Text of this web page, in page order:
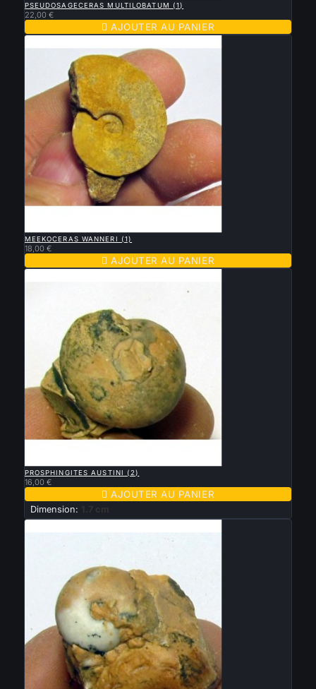
PSEUDOSAGECERAS MULTILOBATUM (1)
22,00 €
 AJOUTER AU PANIER
MEEKOCERAS WANNERI (1)
18,00 €
 AJOUTER AU PANIER
PROSPHINGITES AUSTINI (2)
16,00 €
 AJOUTER AU PANIER
Dimension: 1.7 cm